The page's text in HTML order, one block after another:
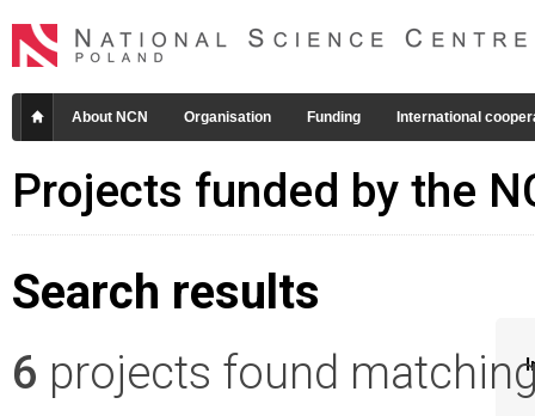
About NCN Organisation Funding International
Projects funded by the
Search results
6 projects found